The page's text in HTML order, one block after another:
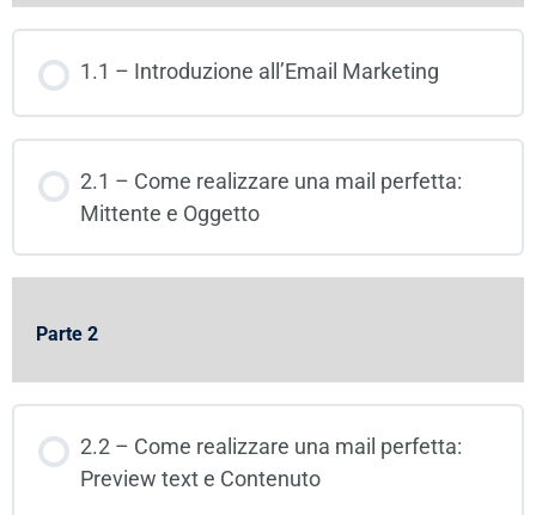
1.1 – Introduzione all’Email Marketing
2.1 – Come realizzare una mail perfetta:
Mittente e Oggetto
Parte 2
2.2 – Come realizzare una mail perfetta:
Preview text e Contenuto